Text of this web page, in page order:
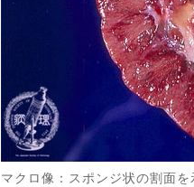
マクロ像：スポンジ状の割面